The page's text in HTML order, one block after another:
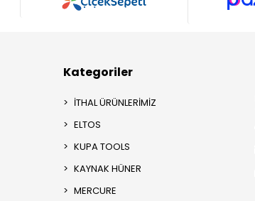
Kategoriler
İTHAL ÜRÜNLERİMİZ
ELTOS
KUPA TOOLS
KAYNAK HÜNER
MERCURE